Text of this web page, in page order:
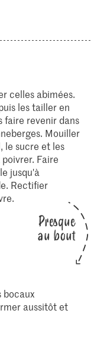
celles abimées.
les tailler en
faire revenir dans
Mouiller
le sucre et les
Faire
jusqu'à
Rectifier
Presque
au bout
bocaux
aussitôt et